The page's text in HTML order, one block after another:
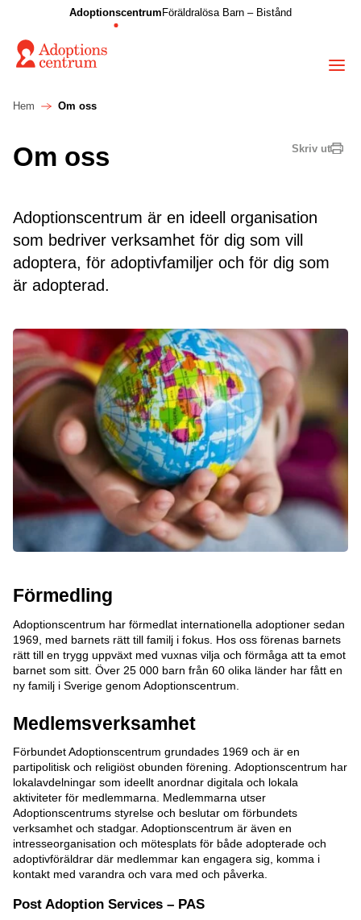
Adoptionscentrum Föräldralösa Barn – Bistånd
Hem Om oss
Skriv ut
Om oss
Adoptionscentrum är en ideell organisation
som bedriver verksamhet för dig som vill
adoptera, för adoptivfamiljer och för dig som
är adopterad.
Förmedling
Adoptionscentrum har förmedlat internationella adoptioner sedan
1969, med barnets rätt till familj i fokus. Hos oss förenas barnets
rätt till en trygg uppväxt med vuxnas vilja och förmåga att ta emot
barnet som sitt. Över 25 000 barn från 60 olika länder har fått en
ny familj i Sverige genom Adoptionscentrum.
Medlemsverksamhet
Förbundet Adoptionscentrum grundades 1969 och är en
partipolitisk och religiöst obunden förening. Adoptionscentrum har
lokalavdelningar som ideellt anordnar digitala och lokala
aktiviteter för medlemmarna. Medlemmarna utser
Adoptionscentrums styrelse och beslutar om förbundets
verksamhet och stadgar. Adoptionscentrum är även en
intresseorganisation och mötesplats för både adopterade och
adoptivföräldrar där medlemmar kan engagera sig, komma i
kontakt med varandra och vara med och påverka.
Post Adoption Services – PAS